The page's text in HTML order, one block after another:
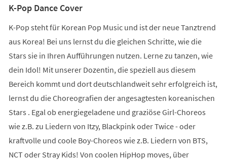
K-Pop Dance Cover
K-Pop steht für Korean Pop Music und ist der neue Tanztrend
aus Korea! Bei uns lernst du die gleichen Schritte, wie die
Stars sie in Ihren Aufführungen nutzen. Lerne zu tanzen, wie
dein Idol! Mit unserer Dozentin, die speziell aus diesem
Bereich kommt und dort deutschlandweit sehr erfolgreich ist,
lernst du die Choreografien der angesagtesten koreanischen
Stars . Egal ob energiegeladene und graziöse Girl-Choreos
wie z.B. zu Liedern von Itzy, Blackpink oder Twice - oder
kraftvolle und coole Boy-Choreos wie z.B. Liedern von BTS,
NCT oder Stray Kids! Von coolen HipHop moves, über